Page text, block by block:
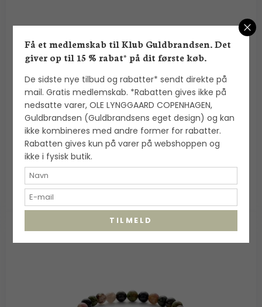
Alexander Lynggaard: ColorUp Lava Stone
armbånd (8mm) - C00240
Alexander Lynggaard
700,00 DKK
Få et medlemskab til Klub Guldbrandsen. Det
giver op til 15 % rabat* på dit første køb.
De sidste nye tilbud og rabatter* sendt direkte på
mail. Gratis medlemskab. *Rabatten gives ikke på
nedsatte varer, OLE LYNGGAARD COPENHAGEN,
Guldbrandsen (Guldbrandsens eget design) og kan
ikke kombineres med andre former for rabatter.
Rabatten gives kun på varer på webshoppen og
ikke i fysisk butik.
TILMELD